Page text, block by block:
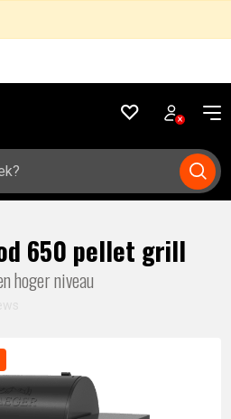
650 pellet grill
hoger niveau